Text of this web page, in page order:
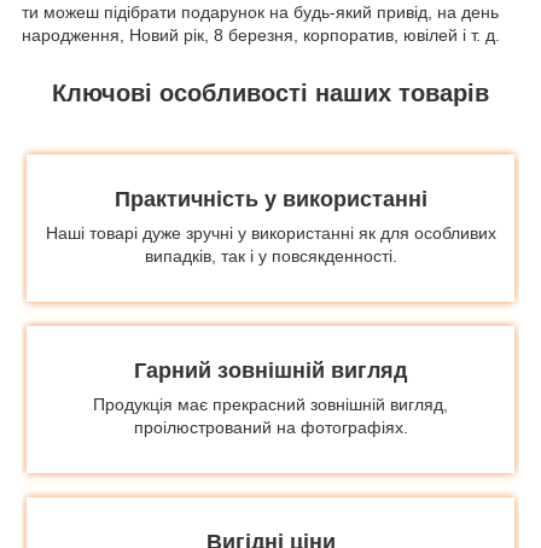
ти можеш підібрати подарунок на будь-який привід, на день
народження, Новий рік, 8 березня, корпоратив, ювілей і т. д.
Ключові особливості наших товарів
Практичність у використанні
Наші товарі дуже зручні у використанні як для особливих
випадків, так і у повсякденності.
Гарний зовнішній вигляд
Продукція має прекрасний зовнішній вигляд,
проілюстрований на фотографіях.
Вигідні ціни